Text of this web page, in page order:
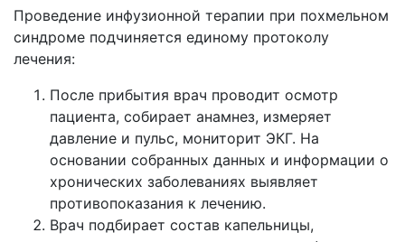
Проведение инфузионной терапии при похмельном
синдроме подчиняется единому протоколу
лечения:
После прибытия врач проводит осмотр
пациента, собирает анамнез, измеряет
давление и пульс, мониторит ЭКГ. На
основании собранных данных и информации о
хронических заболеваниях выявляет
противопоказания к лечению.
Врач подбирает состав капельницы,